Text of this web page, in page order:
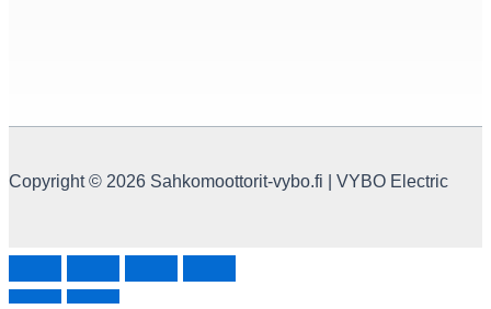
Copyright © 2026 Sahkomoottorit-vybo.fi | VYBO Electric